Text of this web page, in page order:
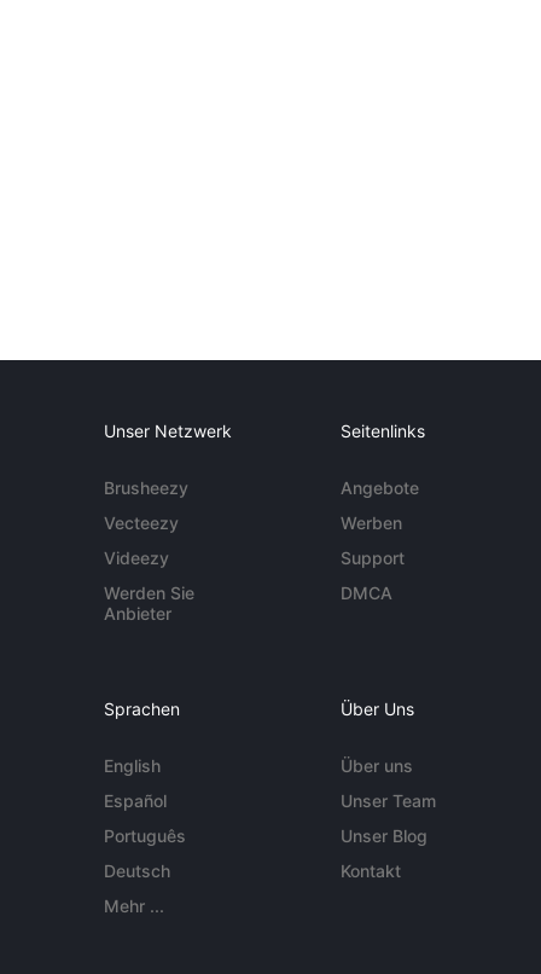
Unser Netzwerk
Brusheezy
Vecteezy
Videezy
Werden Sie
Anbieter
Seitenlinks
Angebote
Werben
Support
DMCA
Sprachen
English
Español
Português
Deutsch
Mehr ...
Über Uns
Über uns
Unser Team
Unser Blog
Kontakt